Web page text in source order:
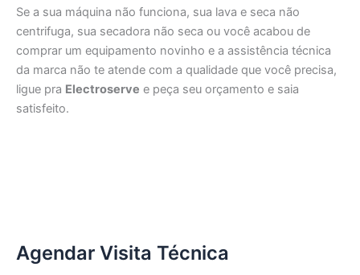
Se a sua máquina não funciona, sua lava e seca não
centrifuga, sua secadora não seca ou você acabou de
comprar um equipamento novinho e a assistência técnica
da marca não te atende com a qualidade que você precisa,
ligue pra Electroserve e peça seu orçamento e saia
satisfeito.
Agendar Visita Técnica